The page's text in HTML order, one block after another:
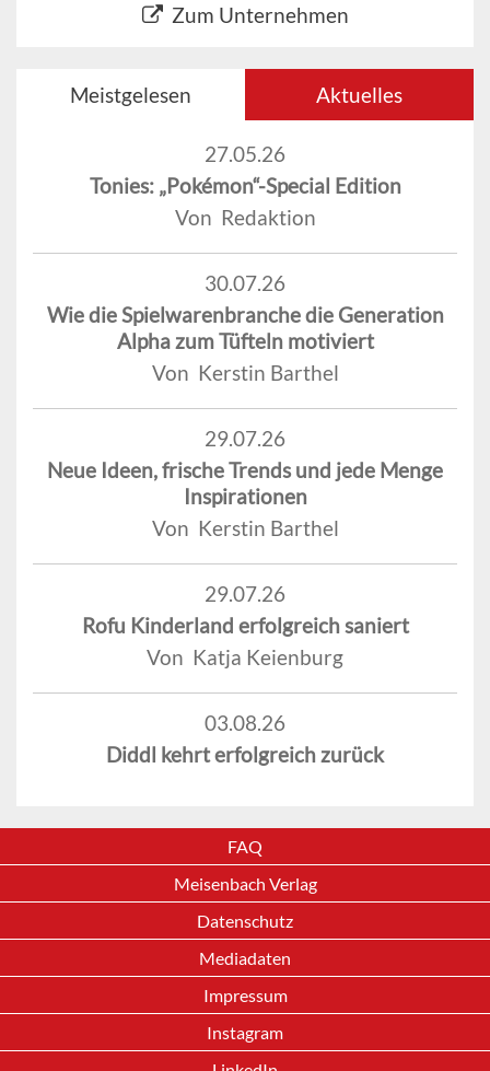
Zum Unternehmen
Meistgelesen Aktuelles
27.05.26
Tonies: „Pokémon“-Special Edition
Von Redaktion
30.07.26
Wie die Spielwarenbranche die Generation
Alpha zum Tüfteln motiviert
Von Kerstin Barthel
29.07.26
Neue Ideen, frische Trends und jede Menge
Inspirationen
Von Kerstin Barthel
29.07.26
Rofu Kinderland erfolgreich saniert
Von Katja Keienburg
03.08.26
Diddl kehrt erfolgreich zurück
FAQ
Meisenbach Verlag
Datenschutz
Mediadaten
Impressum
Instagram